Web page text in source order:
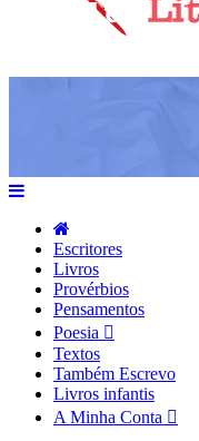
Escritores
Livros
Provérbios
Pensamentos
Poesia
Textos
Também Escrevo
Livros infantis
A Minha Conta